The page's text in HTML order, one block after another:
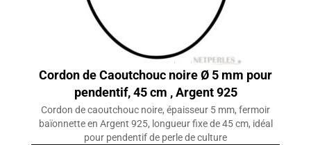
Cordon de Caoutchouc noire Ø 5 mm pour
pendentif, 45 cm , Argent 925
Cordon de caoutchouc noire, épaisseur 5 mm, fermoir
baïonnette en Argent 925, longueur fixe de 45 cm, idéal
pour pendentif de perle de culture